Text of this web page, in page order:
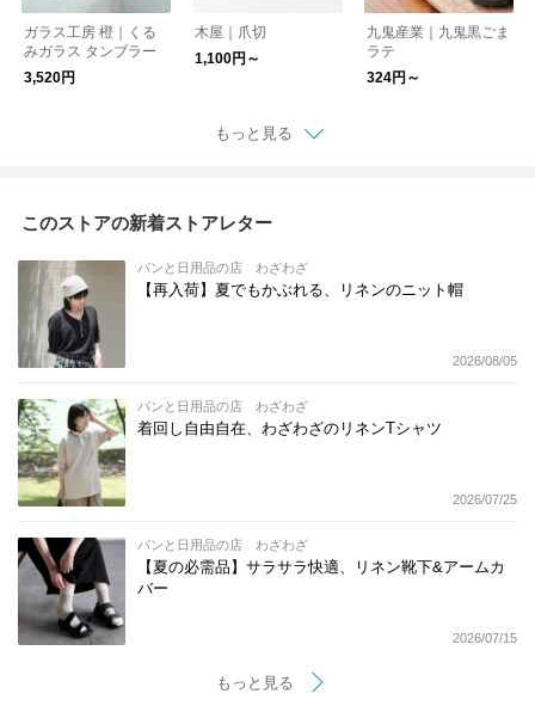
ガラス工房 橙｜くる
みガラス タンブラー
3,520円
木屋｜爪切
1,100円～
九鬼産業｜九鬼黒ごま
ラテ
324円～
もっと見る
このストアの新着ストアレター
パンと日用品の店 わざわざ
【再入荷】夏でもかぶれる、リネンのニット帽
2026/08/05
パンと日用品の店 わざわざ
着回し自由自在、わざわざのリネンTシャツ
2026/07/25
パンと日用品の店 わざわざ
【夏の必需品】サラサラ快適、リネン靴下&アームカ
バー
2026/07/15
もっと見る